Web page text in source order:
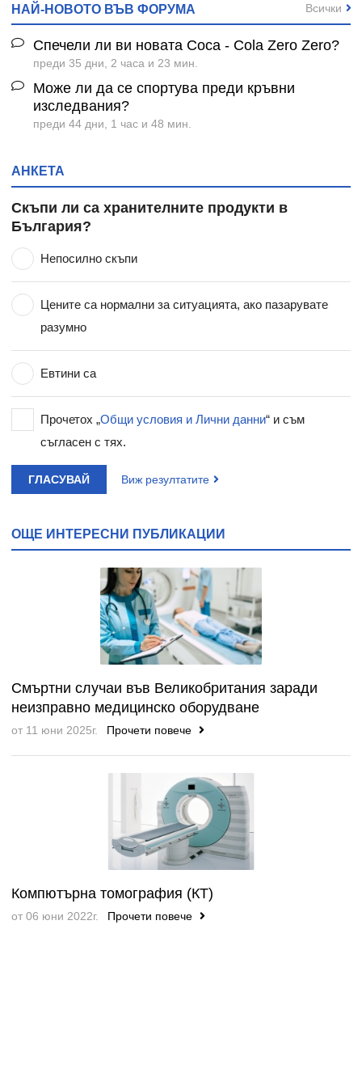
НАЙ-НОВОТО ВЪВ ФОРУМА
Спечели ли ви новата Coca - Cola Zero Zero?
преди 35 дни, 2 часа и 23 мин.
Може ли да се спортува преди кръвни
изследвания?
преди 44 дни, 1 час и 48 мин.
Всички
АНКЕТА
Скъпи ли са хранителните продукти в
България?
Непосилно скъпи
Цените са нормални за ситуацията, ако пазарувате
разумно
Евтини са
Прочетох „Общи условия и Лични данни“ и съм
съгласен с тях.
ГЛАСУВАЙ Виж резултатите
ОЩЕ ИНТЕРЕСНИ ПУБЛИКАЦИИ
Смъртни случаи във Великобритания заради
неизправно медицинско оборудване
от 11 юни 2025г. Прочети повече
Компютърна томография (КТ)
от 06 юни 2022г. Прочети повече